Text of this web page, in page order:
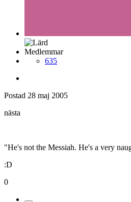
Medlemmar
635
Postad 28 maj 2005
nästa
"He's not the Messiah. He's a very
:D
0